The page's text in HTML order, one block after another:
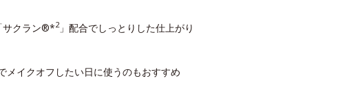
サクラン®*2」配合でしっとりした仕上がり
メイクオフしたい日に使うのもおすすめ